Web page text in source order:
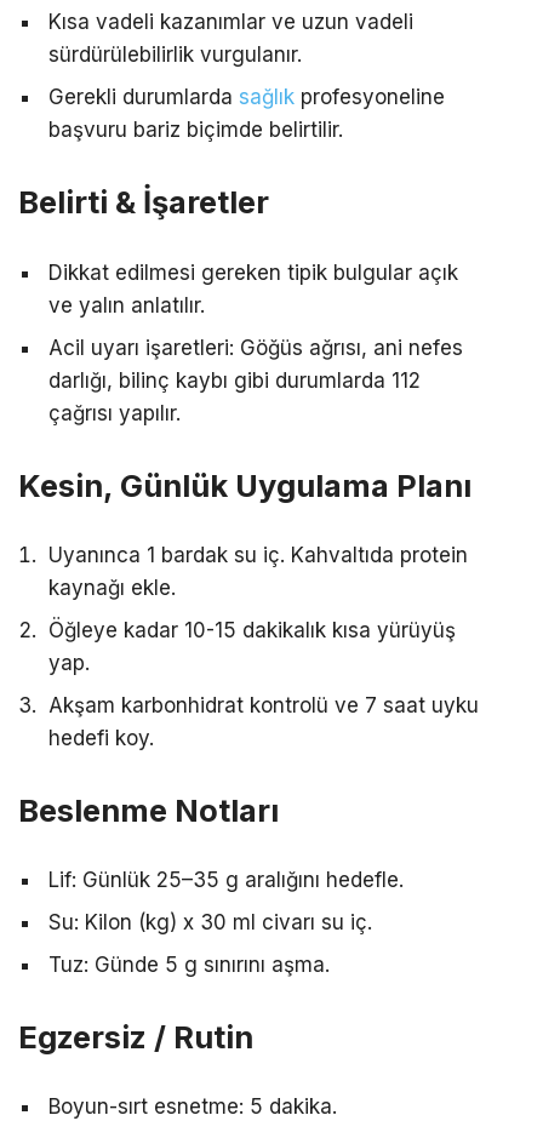
Kısa vadeli kazanımlar ve uzun vadeli
sürdürülebilirlik vurgulanır.
Gerekli durumlarda sağlık profesyoneline
başvuru bariz biçimde belirtilir.
Belirti & İşaretler
Dikkat edilmesi gereken tipik bulgular açık
ve yalın anlatılır.
Acil uyarı işaretleri: Göğüs ağrısı, ani nefes
darlığı, bilinç kaybı gibi durumlarda 112
çağrısı yapılır.
Kesin, Günlük Uygulama Planı
Uyanınca 1 bardak su iç. Kahvaltıda protein
kaynağı ekle.
Öğleye kadar 10-15 dakikalık kısa yürüyüş
yap.
Akşam karbonhidrat kontrolü ve 7 saat uyku
hedefi koy.
Beslenme Notları
Lif: Günlük 25–35 g aralığını hedefle.
Su: Kilon (kg) x 30 ml civarı su iç.
Tuz: Günde 5 g sınırını aşma.
Egzersiz / Rutin
Boyun-sırt esnetme: 5 dakika.